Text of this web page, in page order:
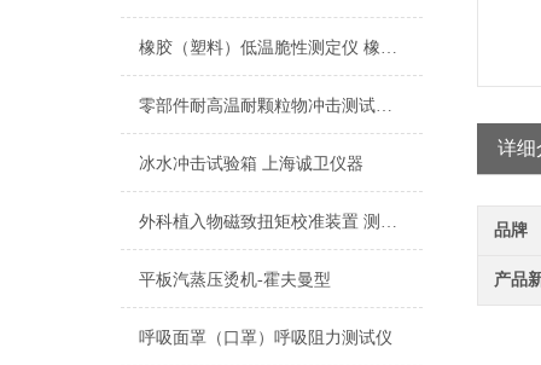
橡胶（塑料）低温脆性测定仪 橡胶低温柔性测定仪
零部件耐高温耐颗粒物冲击测试仪 检测准确
冰水冲击试验箱 上海诚卫仪器
外科植入物磁致扭矩校准装置 测试稳定
平板汽蒸压烫机-霍夫曼型
呼吸面罩（口罩）呼吸阻力测试仪
详细
品牌
产品